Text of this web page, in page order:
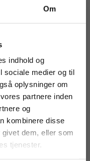
Om
indhold og
sociale medier og til
oplysninger om
partnere inden
og
kombinere disse
dem, eller som
tjenester.
mm.
institutioner og
Du
vist priser ekskl.